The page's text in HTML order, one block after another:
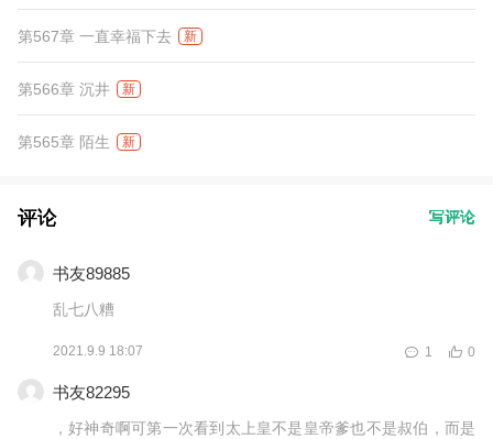
第567章 一直幸福下去 新
第566章 沉井 新
第565章 陌生 新
评论 写评论
书友89885
乱七八糟
2021.9.9 18:07 0
1
书友82295
，好神奇啊可第一次看到太上皇不是皇帝爹也不是叔伯，而是